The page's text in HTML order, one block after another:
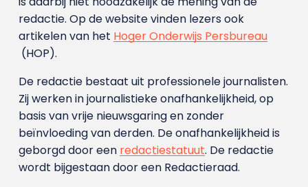
redactie. Op de website vinden lezers ook
artikelen van het Hoger Onderwijs Persbureau
(HOP).
De redactie bestaat uit professionele journalisten.
Zij werken in journalistieke onafhankelijkheid, op
basis van vrije nieuwsgaring en zonder
beïnvloeding van derden. De onafhankelijkheid is
geborgd door een redactiestatuut. De redactie
wordt bijgestaan door een Redactieraad.